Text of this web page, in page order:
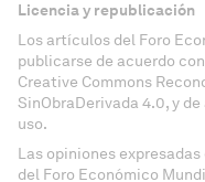
Licencia y republicación
Los artículos del Foro
publicarse de acuerdo
Creative Commons
SinObraDerivada 4.0, y
uso.
Las opiniones
del Foro Económico